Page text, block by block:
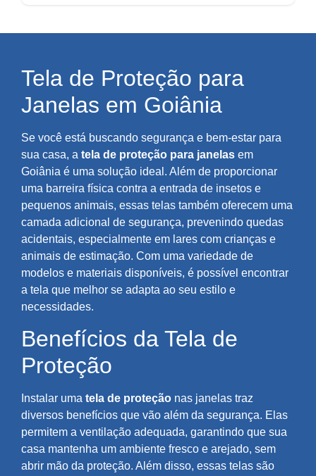
Tela de Proteção para
Janelas em Goiânia
Se você está buscando segurança e bem-estar para
sua casa, a tela de proteção para janelas em
Goiânia é uma solução ideal. Além de proporcionar
uma barreira física contra a entrada de insetos e
pequenos animais, essas telas também oferecem uma
camada adicional de segurança, prevenindo quedas
acidentais, especialmente em lares com crianças e
animais de estimação. Com uma variedade de
modelos e materiais disponíveis, é possível encontrar
a tela que melhor se adapta ao seu estilo e
necessidades.
Benefícios da Tela de
Proteção
Instalar uma tela de proteção nas janelas traz
diversos benefícios que vão além da segurança. Elas
permitem a ventilação adequada, garantindo que sua
casa mantenha um ambiente fresco e arejado, sem
abrir mão da proteção. Além disso, essas telas são